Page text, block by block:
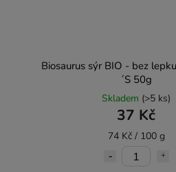
Biosaurus sýr BIO - bez lepku
´S 50g
Skladem (>5 ks)
37 Kč
74 Kč / 100 g